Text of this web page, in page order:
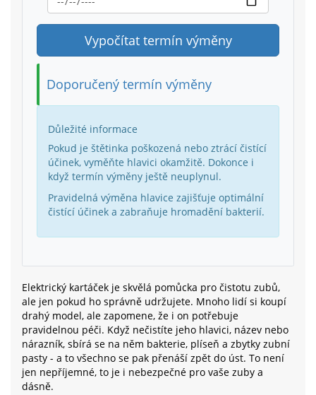
Vypočítat termín výměny
Doporučený termín výměny
Důležité informace
Pokud je štětinka poškozená nebo ztrácí čistící
účinek, vyměňte hlavici okamžitě. Dokonce i
když termín výměny ještě neuplynul.
Pravidelná výměna hlavice zajišťuje optimální
čistící účinek a zabraňuje hromadění bakterií.
Elektrický kartáček je skvělá pomůcka pro čistotu zubů,
ale jen pokud ho správně udržujete. Mnoho lidí si koupí
drahý model, ale zapomene, že i on potřebuje
pravidelnou péči. Když nečistíte jeho hlavici, název nebo
nárazník, sbírá se na něm bakterie, plíseň a zbytky zubní
pasty - a to všechno se pak přenáší zpět do úst. To není
jen nepříjemné, to je i nebezpečné pro vaše zuby a
dásně.